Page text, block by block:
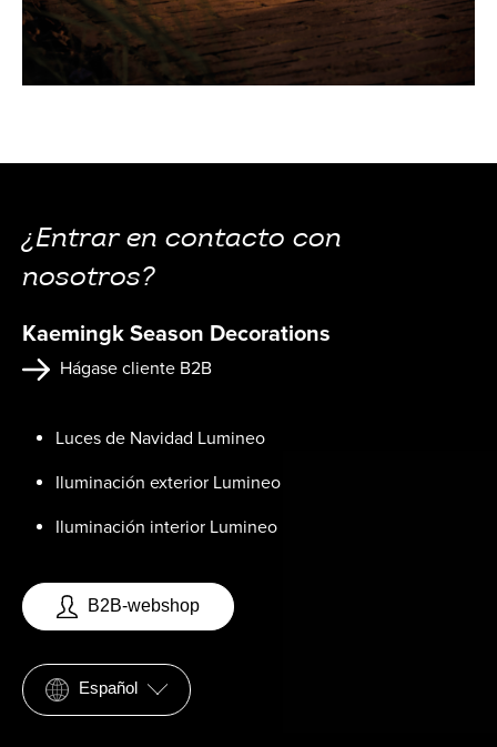
¿Entrar en contacto con
nosotros?
Kaemingk Season Decorations
Hágase cliente B2B
Luces de Navidad Lumineo
Iluminación exterior Lumineo
Iluminación interior Lumineo
B2B-webshop
Español